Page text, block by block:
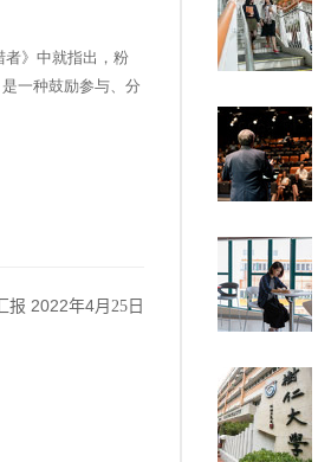
者》中就指出，粉
一种鼓励参与、分
报 2022年4月25日